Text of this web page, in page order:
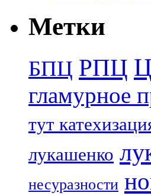
Метки
БПЦ РПЦ
гламурное
тут
лукашенко
несуразности